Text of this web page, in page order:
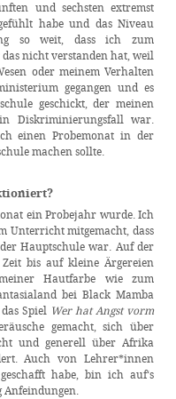
und sechsten extremst
habe und das Niveau
so weit, dass ich zum
nicht verstanden hat, weil
oder meinem Verhalten
gegangen und es
geschickt, der meinen
Diskriminierungsfall war.
einen Probemonat in der
machen sollte.
ein Probejahr wurde. Ich
Unterricht mitgemacht, dass
Hauptschule war. Auf der
bis auf kleine Ärgereien
Hautfarbe wie zum
bei Black Mamba
Spiel Wer hat Angst vorm
gemacht, sich über
und generell über Afrika
Auch von Lehrer*innen
habe, bin ich auf‘s
Anfeindungen.